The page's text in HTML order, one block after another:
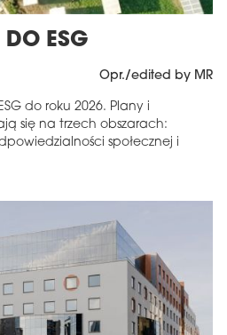
ESG
Opr./edited by MR
do roku 2026. Plany i
się na trzech obszarach:
społecznej i